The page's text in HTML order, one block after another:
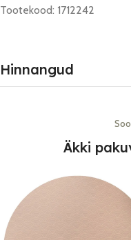
Tootekood: 1712242
Hinnangud
Äkki